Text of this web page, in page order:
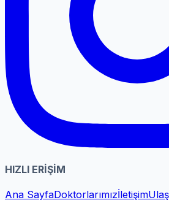
HIZLI ERİŞİM
Ana SayfaDoktorlarımızİletişim